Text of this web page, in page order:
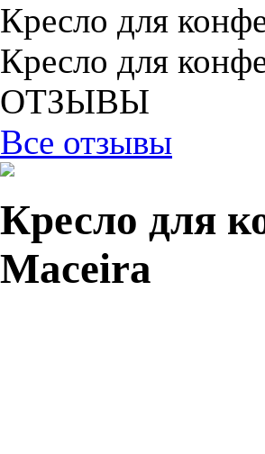
Кресло для
Кресло для
ОТЗЫВЫ
Все отзывы
Кресло для
Maceira